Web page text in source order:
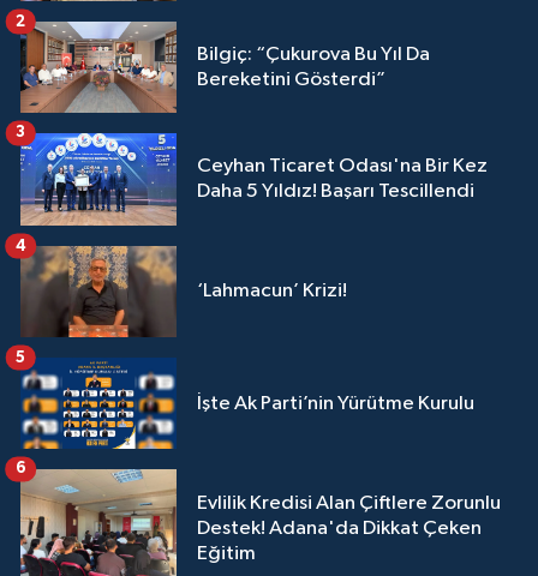
Bilgiç: “Çukurova Bu Yıl Da
Bereketini Gösterdi”
2
Ceyhan Ticaret Odası'na Bir Kez
Daha 5 Yıldız! Başarı Tescillendi
3
‘Lahmacun’ Krizi!
4
İşte Ak Parti’nin Yürütme Kurulu
5
Evlilik Kredisi Alan Çiftlere Zorunlu
Destek! Adana'da Dikkat Çeken
Eğitim
6